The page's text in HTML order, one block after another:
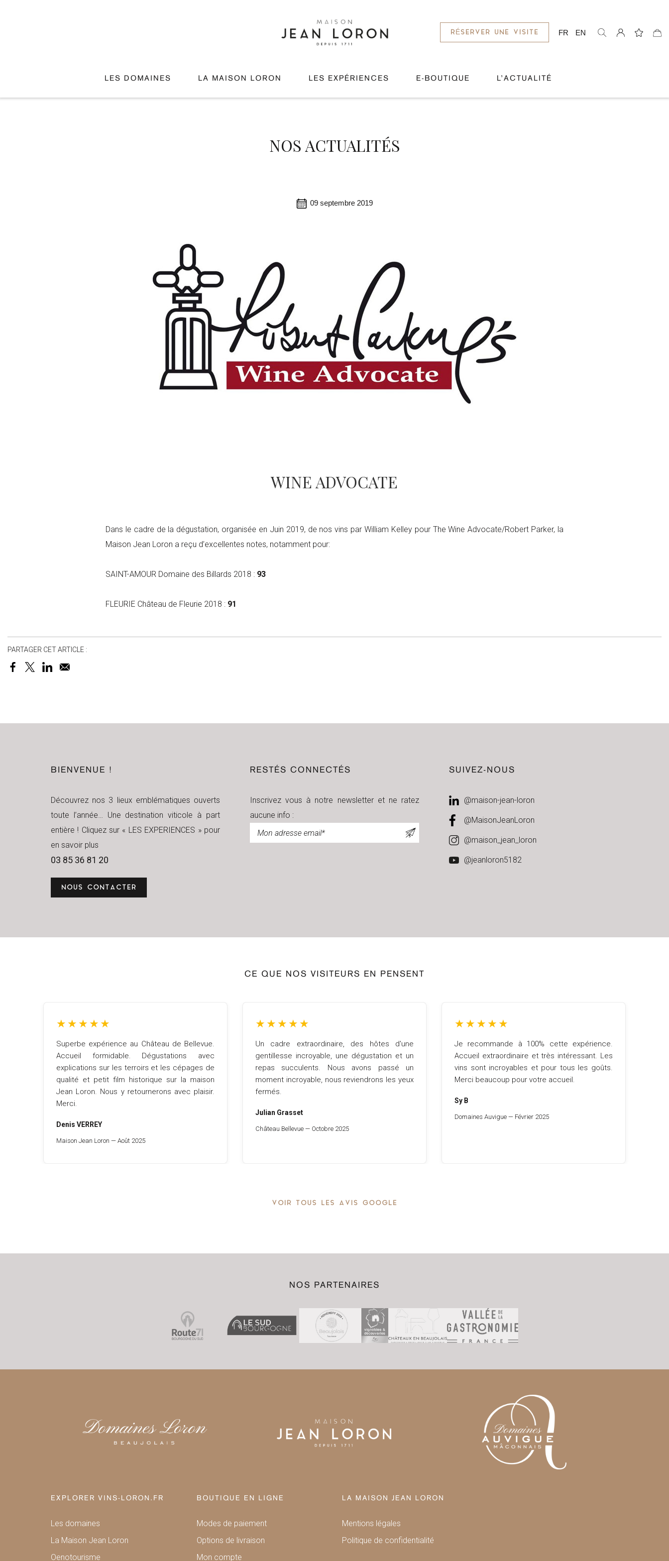
LES DOMAINES LA MAISON LORON LES EXPÉRIENCES E-BOUTIQUE L’ACTUALITÉ
RÉSERVER UNE VISITE FR EN
NOS ACTUALITÉS
09 septembre 2019
WINE ADVOCATE
Dans le cadre de la dégustation, organisée en Juin 2019, de nos vins par William Kelley pour The Wine Advocate/Robert Parker, la
Maison Jean Loron a reçu d’excellentes notes, notamment pour:
SAINT-AMOUR Domaine des Billards 2018 : 93
FLEURIE Château de Fleurie 2018 : 91
PARTAGER CET ARTICLE :
BIENVENUE !
Découvrez nos 3 lieux emblématiques ouverts
toute l’année… Une destination viticole à part
entière ! Cliquez sur « LES EXPERIENCES » pour
en savoir plus
03 85 36 81 20
NOUS CONTACTER
RESTÉS CONNECTÉS
Inscrivez vous à notre newsletter et ne ratez
aucune info :
SUIVEZ-NOUS
@maison-jean-loron
@MaisonJeanLoron
@maison_jean_loron
@jeanloron5182
CE QUE NOS VISITEURS EN PENSENT
★ ★ ★ ★ ★
Superbe expérience au Château de Bellevue.
Accueil formidable. Dégustations avec
explications sur les terroirs et les cépages de
qualité et petit film historique sur la maison
Jean Loron. Nous y retournerons avec plaisir.
Merci.
Denis VERREY
Maison Jean Loron — Août 2025
★ ★ ★ ★ ★
Un cadre extraordinaire, des hôtes d'une
gentillesse incroyable, une dégustation et un
repas succulents. Nous avons passé un
moment incroyable, nous reviendrons les yeux
fermés.
Julian Grasset
Château Bellevue — Octobre 2025
★ ★ ★ ★ ★
Je recommande à 100% cette expérience.
Accueil extraordinaire et très intéressant. Les
vins sont incroyables et pour tous les goûts.
Merci beaucoup pour votre accueil.
Sy B
Domaines Auvigue — Février 2025
VOIR TOUS LES AVIS GOOGLE
NOS PARTENAIRES
EXPLORER VINS-LORON.FR
Les domaines
La Maison Jean Loron
Oenotourisme
BOUTIQUE EN LIGNE
Modes de paiement
Options de livraison
Mon compte
LA MAISON JEAN LORON
Mentions légales
Politique de confidentialité